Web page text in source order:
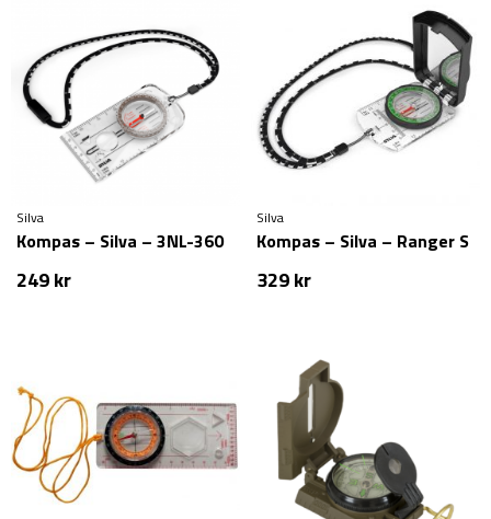
Silva
Kompas – Silva – 3NL-360
249kr
Silva
Kompas – Silva – Ranger S
329kr